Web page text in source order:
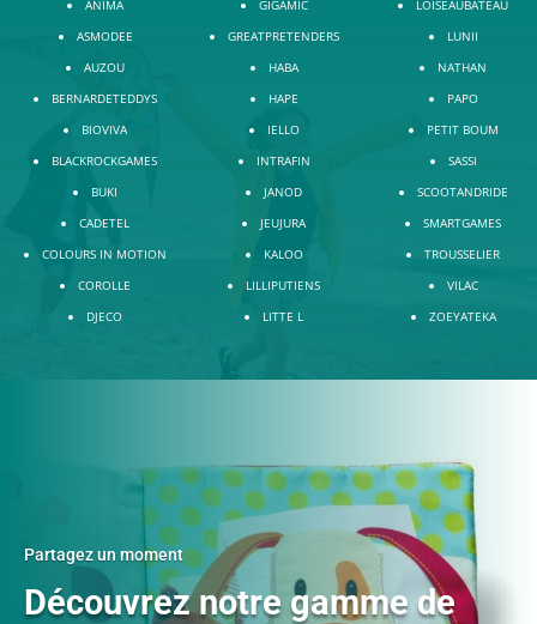
ANIMA
ASMODEE
AUZOU
BERNARDETEDDYS
BIOVIVA
BLACKROCKGAMES
BUKI
CADETEL
COLOURS IN MOTION
COROLLE
DJECO
GIGAMIC
GREATPRETENDERS
HABA
HAPE
IELLO
INTRAFIN
JANOD
JEUJURA
KALOO
LILLIPUTIENS
LITTE L
LOISEAUBATEAU
LUNII
NATHAN
PAPO
PETIT BOUM
SASSI
SCOOTANDRIDE
SMARTGAMES
TROUSSELIER
VILAC
ZOEYATEKA
Partagez un moment
Découvrez notre gamme de